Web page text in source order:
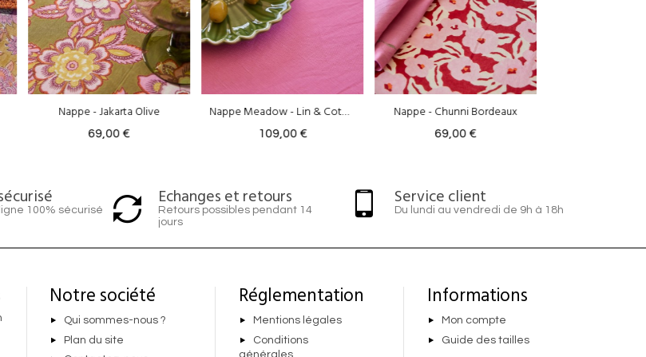
109,00 €
Nappe - Chunni Bordeaux
69,00 €
Nappe - Pravar Cassis
69,00 €
100% sécurisé
Echanges et retours
Retours possibles pendant 14
jours
Service client
Du lundi au vendredi de 9h à 18h
Notre société
Qui sommes-nous ?
Plan du site
Réglementation
Mentions légales
Conditions
générales
Informations
Mon compte
Guide des tailles